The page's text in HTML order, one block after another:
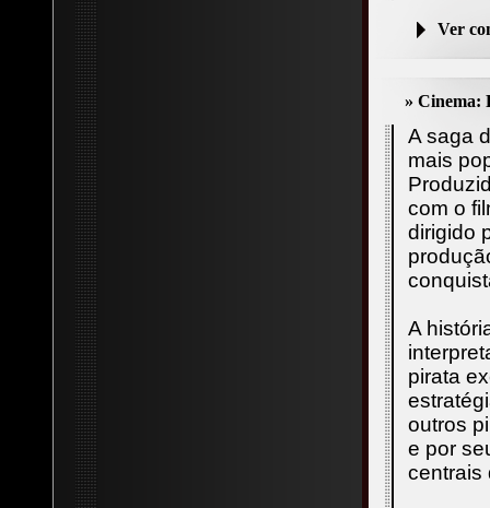
Ver
» Cinema:
A saga
mais
com o
dirigido
A
pirata
outros
e por
centrais